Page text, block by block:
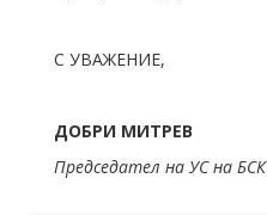
С УВАЖЕНИЕ,
ДОБРИ МИТРЕВ
Председател на УС на БСК